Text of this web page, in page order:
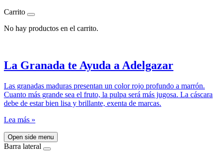
Carrito
No hay productos en el carrito.
La Granada te Ayuda a Adelgazar
Las granadas maduras presentan un color rojo profundo a marrón.
Cuanto más grande sea el fruto, la pulpa será más jugosa. La cáscara
debe de estar bien lisa y brillante, exenta de marcas.
Lea más »
Open side menu
Barra lateral